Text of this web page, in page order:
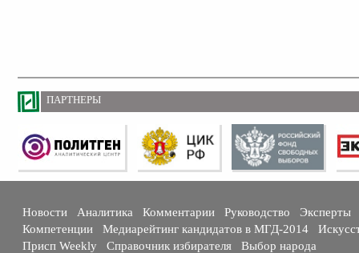
ПАРТНЕРЫ
Новости Аналитика Комментарии Руководство
Эксперты
Компетенции
Медиарейтинг кандидатов в МГД-2014
Присп Weekly
Справочник избирателя
Выбор народа